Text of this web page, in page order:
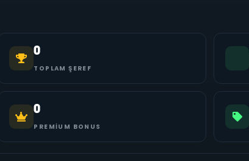
0
TOPLAM ŞEREF
0
PREMIUM BONUS